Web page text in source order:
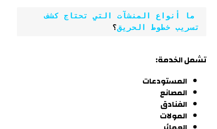
ما أنواع المنشآت التي تحتاج كشف
تسريب خطوط الحريق؟
تشمل الخدمة:
المستودعات
المصانع
الفنادق
المولات